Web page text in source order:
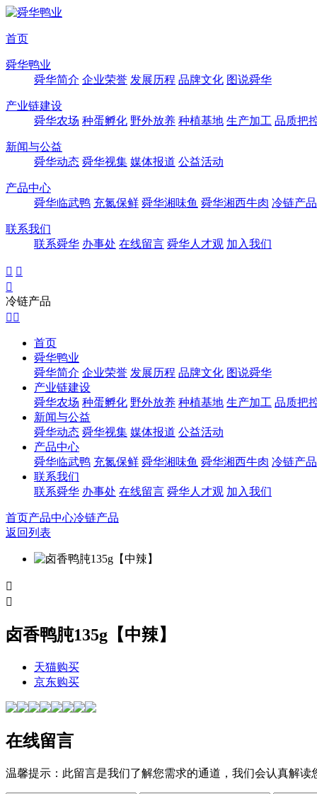
首页
舜华鸭业
舜华简介 企业荣誉 发展历程 品牌文化 图说舜华
产业链建设
舜华农场 种蛋孵化 野外放养 种植基地 生产加工 品质把
新闻与公益
舜华动态 舜华视集 媒体报道 公益活动
产品中心
舜华临武鸭 充氮保鲜 舜华湘味鱼 舜华湘西牛肉 冷链产品
联系我们
联系舜华 办事处 在线留言 舜华人才观 加入我们
 

冷链产品
 
首页
舜华鸭业
舜华简介 企业荣誉 发展历程 品牌文化 图说舜华
产业链建设
舜华农场 种蛋孵化 野外放养 种植基地 生产加工 品质把
新闻与公益
舜华动态 舜华视集 媒体报道 公益活动
产品中心
舜华临武鸭 充氮保鲜 舜华湘味鱼 舜华湘西牛肉 冷链产品
联系我们
联系舜华 办事处 在线留言 舜华人才观 加入我们
首页产品中心冷链产品
返回列表


卤香鸭肫135g【中辣】
天猫购买
京东购买
在线留言
温馨提示：此留言是我们了解您需求的通道，我们会认真解